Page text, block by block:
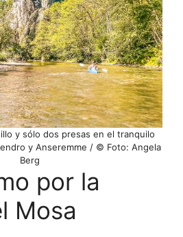
y sólo dos presas en el tranquilo
y Anseremme / © Foto: Angela
Berg
por la
Mosa